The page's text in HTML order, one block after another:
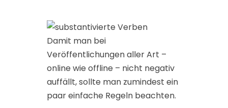
Damit man bei
Veröffentlichungen aller Art –
online wie offline – nicht negativ
auffällt, sollte man zumindest ein
paar einfache Regeln beachten.